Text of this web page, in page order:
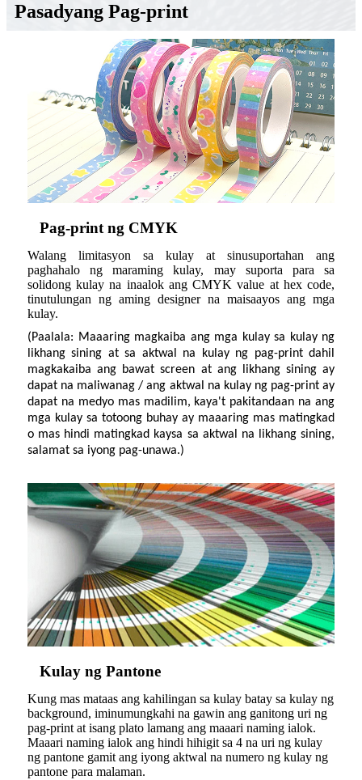
Pasadyang Pag-print
Pag-print ng CMYK
Walang limitasyon sa kulay at sinusuportahan ang
paghahalo ng maraming kulay, may suporta para sa
solidong kulay na inaalok ang CMYK value at hex code,
tinutulungan ng aming designer na maisaayos ang mga
kulay.
(Paalala: Maaaring magkaiba ang mga kulay sa kulay ng
likhang sining at sa aktwal na kulay ng pag-print dahil
magkakaiba ang bawat screen at ang likhang sining ay
dapat na maliwanag / ang aktwal na kulay ng pag-print ay
dapat na medyo mas madilim, kaya't pakitandaan na ang
mga kulay sa totoong buhay ay maaaring mas matingkad
o mas hindi matingkad kaysa sa aktwal na likhang sining,
salamat sa iyong pag-unawa.)
Kulay ng Pantone
Kung mas mataas ang kahilingan sa kulay batay sa kulay ng
background, iminumungkahi na gawin ang ganitong uri ng
pag-print at isang plato lamang ang maaari naming ialok.
Maaari naming ialok ang hindi hihigit sa 4 na uri ng kulay
ng pantone gamit ang iyong aktwal na numero ng kulay ng
pantone para malaman.